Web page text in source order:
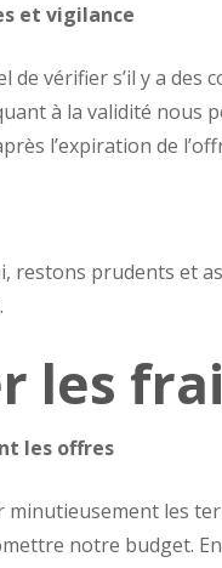
et vigilance
de vérifier s’il y a
à la validité nous
l’expiration de
restons prudents et
les
les offres
les
notre budget.